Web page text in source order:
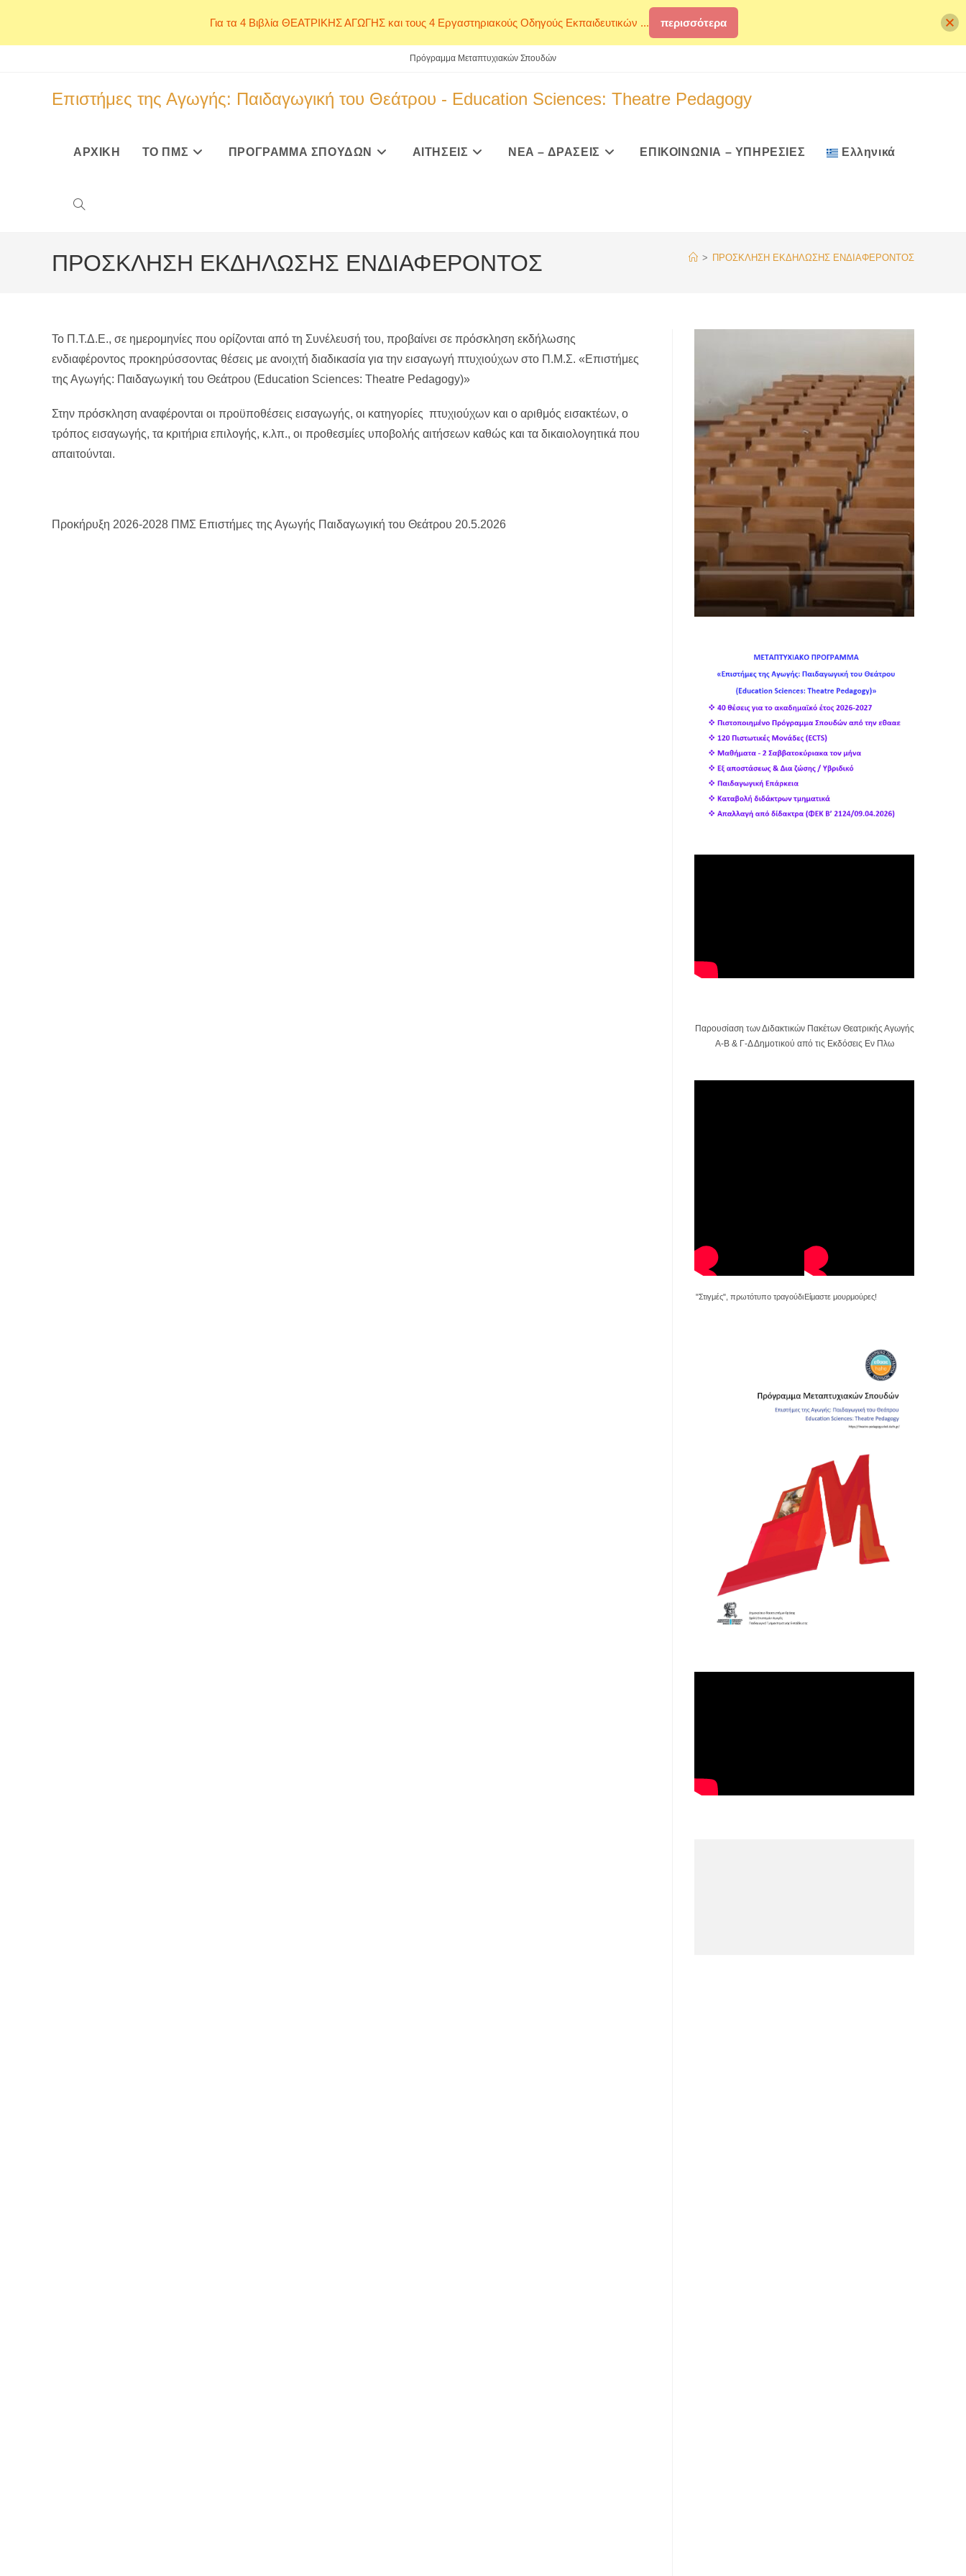
Πρόγραμμα Μεταπτυχιακών Σπουδών
Επιστήμες της Αγωγής: Παιδαγωγική του Θεάτρου - Education Sciences: Theatre Pedagogy
ΑΡΧΙΚΗ ΤΟ ΠΜΣ ΠΡΟΓΡΑΜΜΑ ΣΠΟΥΔΩΝ ΑΙΤΗΣΕΙΣ ΝΕΑ – ΔΡΑΣΕΙΣ ΕΠΙΚΟΙΝΩΝΙΑ – ΥΠΗΡΕΣΙΕΣ Ελληνικά
Toggle
website
ΠΡΟΣΚΛΗΣΗ ΕΚΔΗΛΩΣΗΣ ΕΝΔΙΑΦΕΡΟΝΤΟΣ > ΠΡΟΣΚΛΗΣΗ ΕΚΔΗΛΩΣΗΣ ΕΝΔΙΑΦΕΡΟΝΤΟΣ
Το Π.Τ.Δ.Ε., σε ημερομηνίες που ορίζονται από τη Συνέλευσή του, προβαίνει σε πρόσκληση εκδήλωσης
ενδιαφέροντος προκηρύσσοντας θέσεις με ανοιχτή διαδικασία για την εισαγωγή πτυχιούχων στο Π.Μ.Σ. «Επιστήμες
της Αγωγής: Παιδαγωγική του Θεάτρου (Education Sciences: Theatre Pedagogy)»
Στην πρόσκληση αναφέρονται οι προϋποθέσεις εισαγωγής, οι κατηγορίες πτυχιούχων και ο αριθμός εισακτέων, ο
τρόπος εισαγωγής, τα κριτήρια επιλογής, κ.λπ., οι προθεσμίες υποβολής αιτήσεων καθώς και τα δικαιολογητικά που
απαιτούνται.
Προκήρυξη 2026-2028 ΠΜΣ Επιστήμες της Αγωγής Παιδαγωγική του Θεάτρου 20.5.2026
Παρουσίαση των Διδακτικών Πακέτων Θεατρικής Αγωγής
Α-Β & Γ-Δ Δημοτικού από τις Εκδόσεις Εν Πλω
"Στιγμές", πρωτότυπο τραγούδι Είμαστε μουρμούρες!
Για τα 4 Βιβλία ΘΕΑΤΡΙΚΗΣ ΑΓΩΓΗΣ και τους 4 Εργαστηριακούς Οδηγούς Εκπαιδευτικών ... περισσότερα